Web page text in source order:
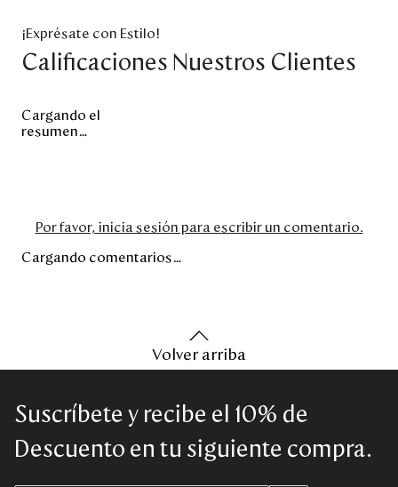
¡Exprésate con Estilo!
Calificaciones Nuestros Clientes
Cargando el
resumen…
Por favor, inicia sesión para escribir un comentario.
Cargando comentarios…
Volver arriba
Suscríbete y recibe el 10% de
Descuento en tu siguiente compra.